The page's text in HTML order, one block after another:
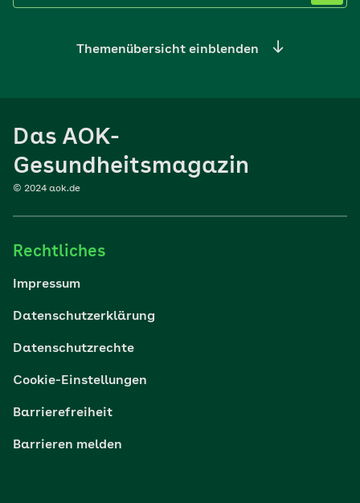
Themenübersicht einblenden
Sport
Reisen
Wohlbefinden
Digital gesund
Das AOK-
Gesundheitsmagazin
© 2024 aok.de
Rechtliches
Impressum
Datenschutzerklärung
Datenschutzrechte
Cookie-Einstellungen
Barrierefreiheit
Barrieren melden